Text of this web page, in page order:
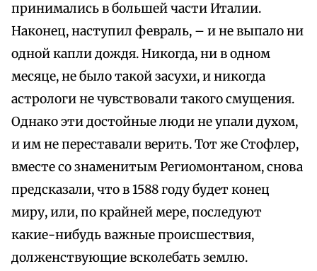
принимались в большей части Италии.
Наконец, наступил февраль, – и не выпало ни
одной капли дождя. Никогда, ни в одном
месяце, не было такой засухи, и никогда
астрологи не чувствовали такого смущения.
Однако эти достойные люди не упали духом,
и им не переставали верить. Тот же Стофлер,
вместе со знаменитым Региомонтаном, снова
предсказали, что в 1588 году будет конец
миру, или, по крайней мере, последуют
какие-нибудь важные происшествия,
долженствующие всколебать землю.